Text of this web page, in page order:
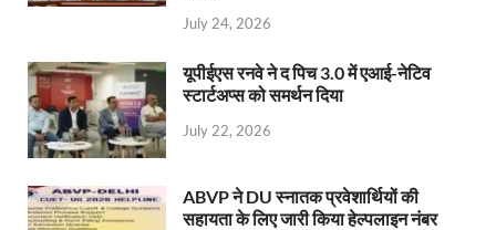
July 24, 2026
यूपीईएस रनवे ने द पिच 3.0 में एआई-नेटिव
स्टार्टअप्स को समर्थन दिया
July 22, 2026
ABVP ने DU स्नातक प्रवेशार्थियों की
सहायता के लिए जारी किया हेल्पलाइन नंबर